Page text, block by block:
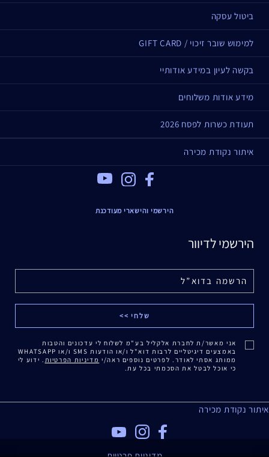
ביטול עסקה
למימוש שובר זיכוי / GIFT CARD
בקשה לעיון במידע אודותיי
מידע אודות משלוחים
תעודת כשרות לפסח 2026
איתור נקודת מכירה
Facebook
הירשמי והישארי מעודכנת
הירשמי לדיוור
אני מאשר/ת לחברת אלקליל בע"מ לשלוח לי עדכונים והטבות
באמצעים דיגיטליים לרבות דוא"ל ו/או הודעות SMS ו/או WHATSAPP
ממותג אסתי לאודר. לפרטים נוספים ראה/י מדיניות הפרטיות . ידוע לי
כי אוכל לבטל את הסכמתי בכל עת.
איתור נקודת מכירה